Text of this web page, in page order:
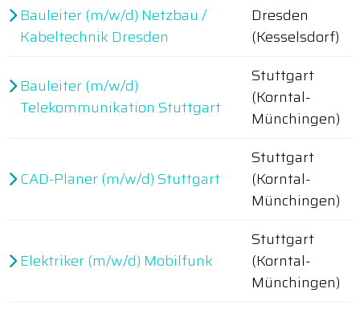
Bauleiter (m/w/d) Netzbau /
Kabeltechnik Dresden
Dresden
(Kesselsdorf)
Bauleiter (m/w/d)
Telekommunikation Stuttgart
Stuttgart
(Korntal-
Münchingen)
CAD-Planer (m/w/d) Stuttgart
Stuttgart
(Korntal-
Münchingen)
Elektriker (m/w/d) Mobilfunk
Stuttgart
(Korntal-
Münchingen)